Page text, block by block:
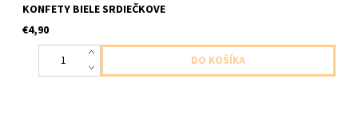
KONFETY BIELE SRDIEČKOVE
€4,90